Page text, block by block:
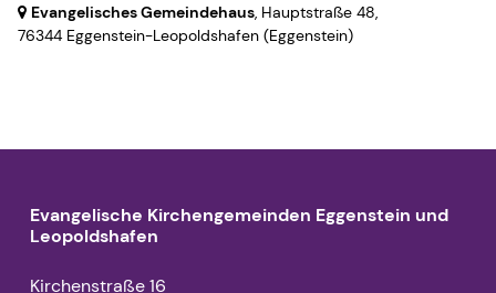
Evangelisches Gemeindehaus, Hauptstraße 48,
76344 Eggenstein-Leopoldshafen (Eggenstein)
Evangelische Kirchengemeinden Eggenstein und
Leopoldshafen
Kirchenstraße 16